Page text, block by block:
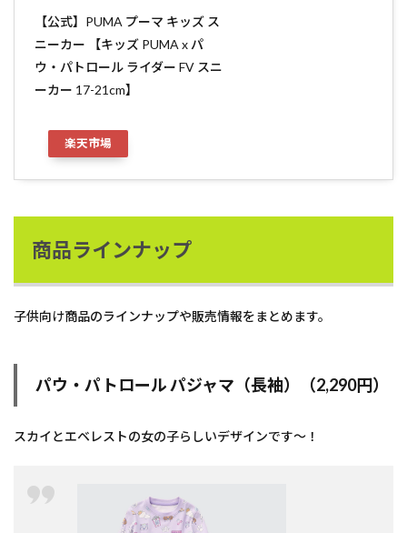
【公式】PUMA プーマ キッズ ス
ニーカー 【キッズ PUMA x パ
ウ・パトロール ライダー FV スニ
ーカー 17-21cm】
楽天市場
商品ラインナップ
子供向け商品のラインナップや販売情報をまとめます。
パウ・パトロール パジャマ（長袖）（2,290円）
スカイとエベレストの女の子らしいデザインです～！